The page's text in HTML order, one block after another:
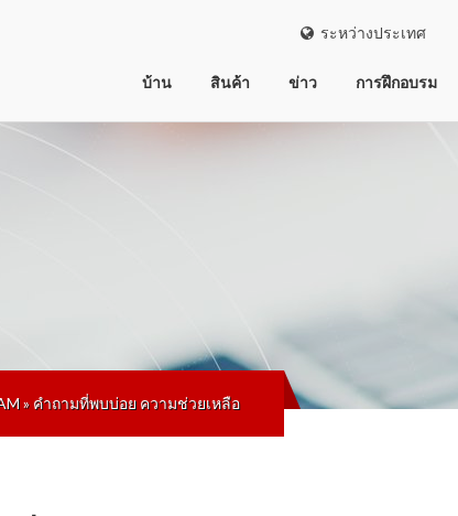
ระหว่างประเทศ
บ้าน สินค้า ข่าว การฝึกอบรม
» คำถามที่พบบ่อย ความช่วยเหลือ